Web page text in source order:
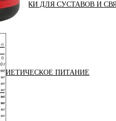
ДОБАВКИ ДЛЯ СУСТАВОВ И
ДИЕТИЧЕСКОЕ ПИТАНИЕ